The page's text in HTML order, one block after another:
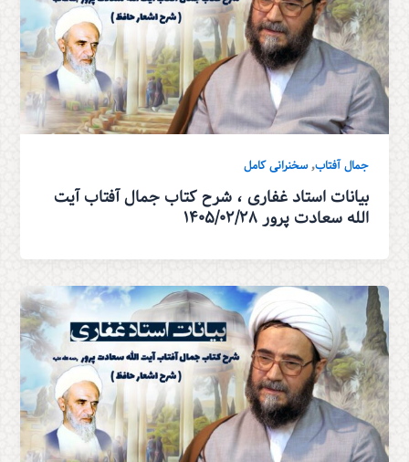
جمال آفتاب,سخنرانی کامل
بیانات استاد غفاری ، شرح کتاب جمال آفتاب آیت
الله سعادت پرور ۱۴۰۵/۰۲/۲۸